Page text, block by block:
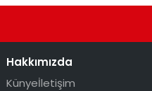
Hakkımızda
Künyeİletişim